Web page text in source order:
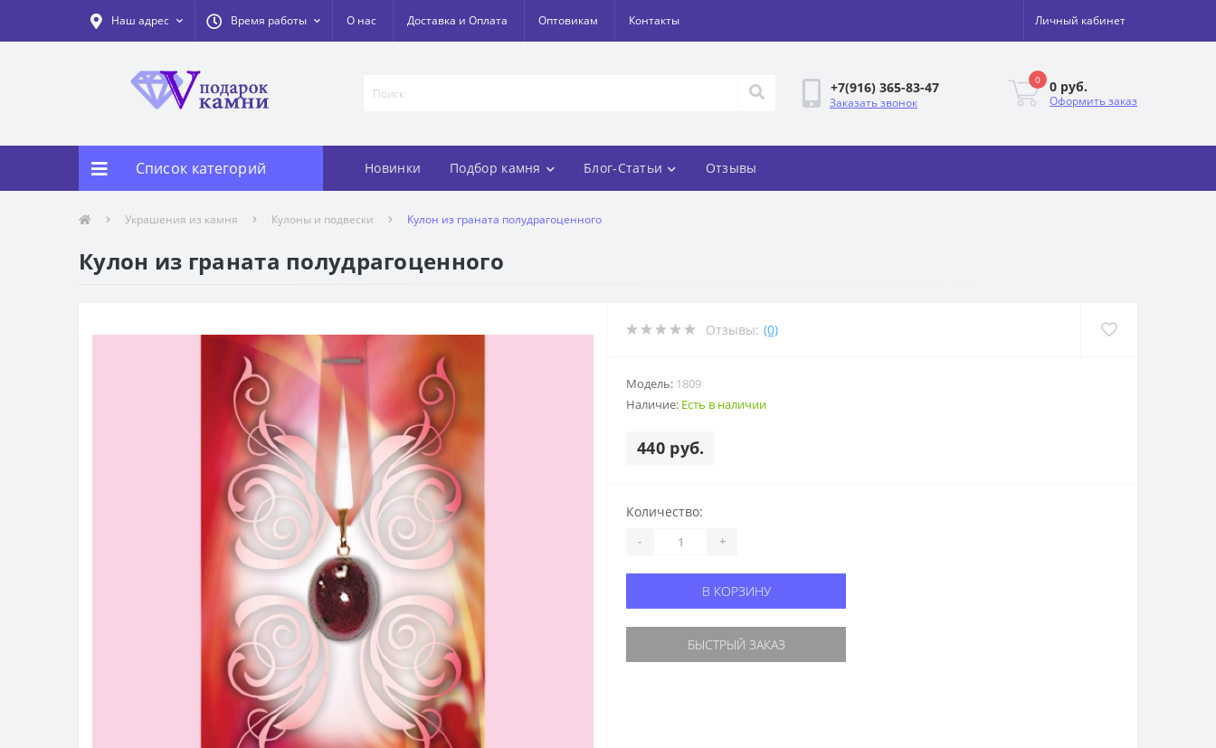
Наш адрес Время работы О нас Доставка и Оплата Оптовикам Контакты Личный кабинет
+7(916) 365-83-47
Заказать звонок
0 0 руб.
Оформить заказ
Список категорий Новинки Подбор камня Блог-Статьи Отзывы
Украшения из камня Кулоны и подвески Кулон из граната полудрагоценного
Кулон из граната полудрагоценного
Отзывы: (0)
Модель: 1809
Наличие: Есть в наличии
440 руб.
Количество:
- +
В КОРЗИНУ
БЫСТРЫЙ ЗАКАЗ